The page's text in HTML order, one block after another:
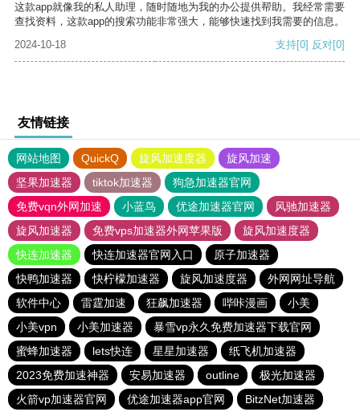
这款app就像我的私人助理，随时随地为我的办公提供帮助。我经常需要
查找资料，这款app的搜索功能非常强大，能够快速找到我需要的信息。
2024-10-18
支持[0] 反对[0]
友情链接
网站地图 QuickQ 旋风加速度器
旋风加速
坚果加速器
tiktok加速器
狗急加速器官网
免费vqn外网加速
小蓝鸟 优途加速器官网
风驰加速器
旋风加速器
免费vps加速器外网苹果版
旋风加速度器
快连加速器
快连加速器官网入口
原子加速器
快鸭加速器
快柠檬加速器 旋风加速度器
外网网址导航
软件中心
雷霆加速 狂飙加速器 哔咔漫画
小美
小美vpn
小美加速器
暴雪vp永久免费加速器下载官网
蜜蜂加速器
lets快连 星星加速器
纸飞机加速器
2023免费加速神器
安易加速器 outline
极光加速器
火箭vp加速器官网
优途加速器app官网 BitzNet加速器